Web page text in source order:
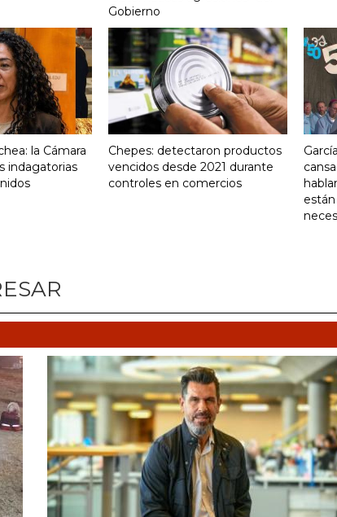
Gobierno
la Cámara
indagatorias
Chepes: detectaron productos
vencidos desde 2021 durante
controles en comercios